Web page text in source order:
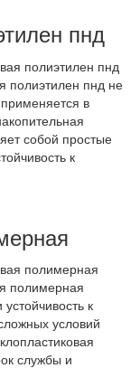
пнд
полиэтилен пнд не
в
собой простые
к
полимерная
к
условий
службы и